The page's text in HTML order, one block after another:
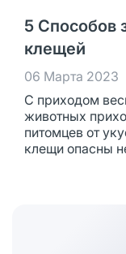
5 Способов
клещей
06 Марта 2023
С приходом
животных
питомцев от
клещи опасны